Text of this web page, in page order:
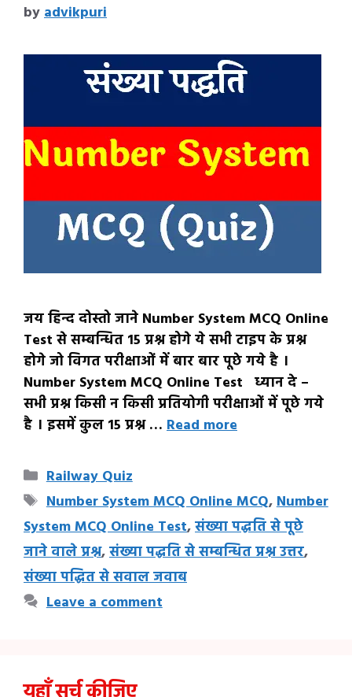
byadvikpuri
जय हिन्द दोस्तो जाने Number System MCQ Online
Test से सम्बन्धित 15 प्रश्न होगे ये सभी टाइप के प्रश्न
होगे जो विगत परीक्षाओं में बार बार पूछे गये है ।
Number System MCQ Online Test ध्यान दे –
सभी प्रश्न किसी न किसी प्रतियोगी परीक्षाओं में पूछे गये
है । इसमें कुल 15 प्रश्न … Read more
Categories
Railway Quiz
Tags
Number System MCQ Online MCQ,Number
System MCQ Online Test,संख्या पद्धति से पूछे
जाने वाले प्रश्न,संख्या पद्धति से सम्बन्धित प्रश्न उत्तर,
संख्या पद्धित से सवाल जवाब
Leave a comment